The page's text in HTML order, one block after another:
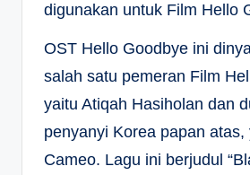
digunakan untuk Film Hello
OST Hello Goodbye ini
salah satu pemeran Film
yaitu Atiqah Hasiholan dan
penyanyi Korea papan atas,
Cameo. Lagu ini berjudul